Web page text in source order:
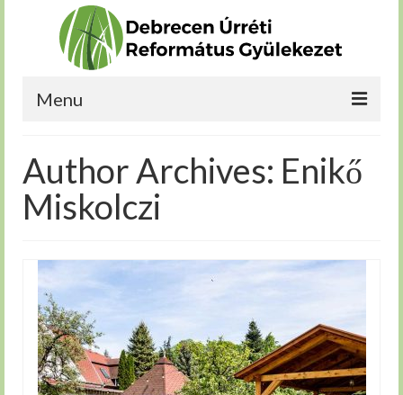
Menu
Bekapcsolódnék
Növekedni szeretnék
Szolgálnék
Rólunk
Author Archives: Enikő
Miskolczi